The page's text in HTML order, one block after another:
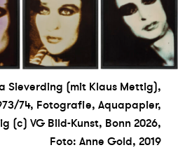
Sieverding (mit Klaus Mettig),
74, Fotografie, Aquapapier,
(c) VG Bild-Kunst, Bonn 2026,
Foto: Anne Gold, 2019